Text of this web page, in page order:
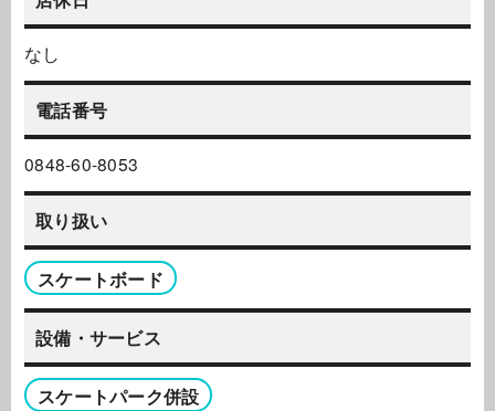
なし
電話番号
0848-60-8053
取り扱い
スケートボード
設備・サービス
スケートパーク併設